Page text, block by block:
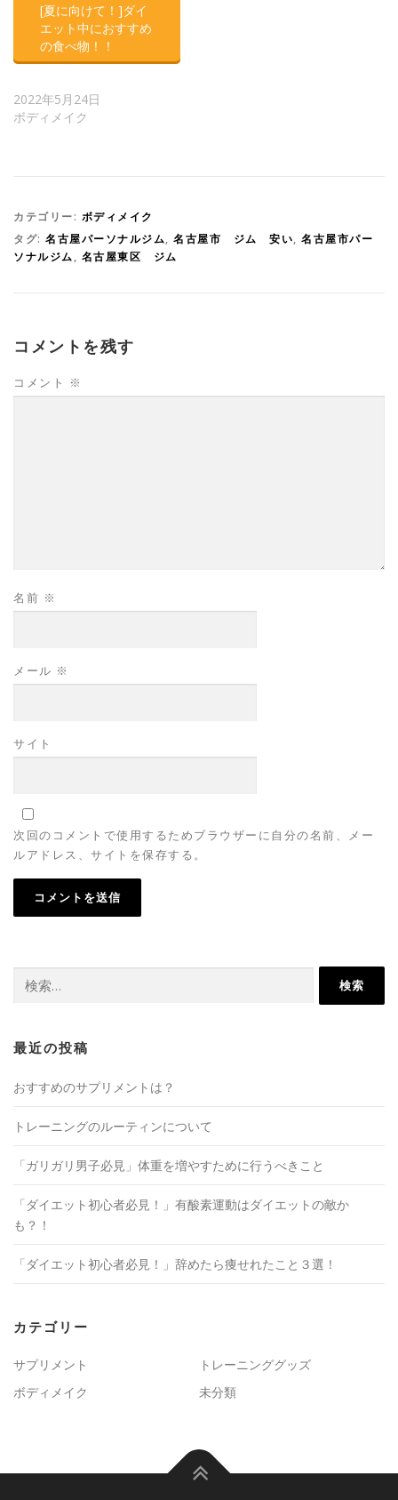
[夏に向けて！]ダイ
エット中におすすめ
の食べ物！！
2022年5月24日
ボディメイク
カテゴリー: ボディメイク
タグ: 名古屋パーソナルジム, 名古屋市 ジム 安い, 名古屋市パー
ソナルジム, 名古屋東区 ジム
コメントを残す
コメント ※
名前 ※
メール ※
サイト
次回のコメントで使用するためブラウザーに自分の名前、メー
ルアドレス、サイトを保存する。
索:
最近の投稿
おすすめのサプリメントは？
トレーニングのルーティンについて
「ガリガリ男子必見」体重を増やすために行うべきこと
「ダイエット初心者必見！」有酸素運動はダイエットの敵か
も？！
「ダイエット初心者必見！」辞めたら痩せれたこと３選！
カテゴリー
サプリメント
トレーニンググッズ
ボディメイク
未分類